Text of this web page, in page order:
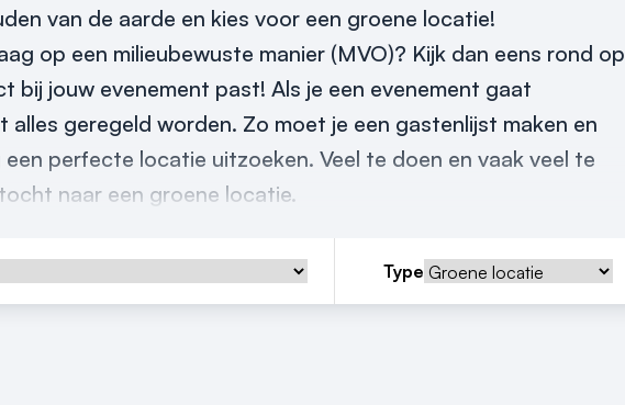
van de aarde en kies voor een groene locatie!
op een milieubewuste manier (MVO)? Kijk dan eens rond op
bij jouw evenement past! Als je een evenement gaat
geregeld worden. Zo moet je een gastenlijst maken en
perfecte locatie uitzoeken. Veel te doen en vaak veel te
naar een groene locatie.
Type